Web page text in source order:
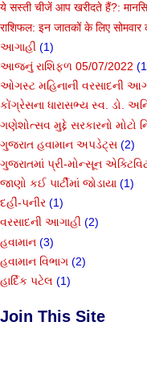
ये सस्ती चीजें आप खरीदते हैं?:
राशिफल: इन जातकों के लिए सोमवार
આગાહી (1)
આજનું રાશિફળ 05/07/2022
ઓગસ્ટ મહિનાની વરસાદની
કોંગ્રેસના ધારાસભ્ય સ્વ. ડો.
ગણેશોત્સવ મુદ્દે સરકારનો મોટો
ગુજરાત હવામાન અપડેટ્સ (2)
ગુજરાતમાં પ્રી-મોન્સૂન
જાણો કઈ પાર્ટીમાં જોડાયા (1)
દહીં-પનીર (1)
વરસાદની આગાહી (2)
હવામાન (3)
હવામાન વિભાગ (2)
હાર્દિક પટેલ (1)
Join This Site